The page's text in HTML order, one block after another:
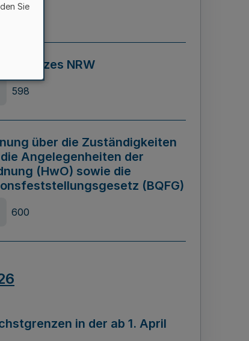
595
Gesetzes NRW
598
über die Zuständigkeiten
Angelegenheiten der
(HwO) sowie die
(BQFG)
600
in der ab 1. April
Sie